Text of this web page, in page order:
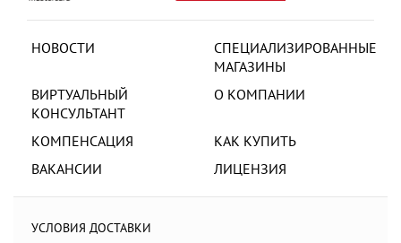
НОВОСТИ
СПЕЦИАЛИЗИРОВАННЫЕ
МАГАЗИНЫ
ВИРТУАЛЬНЫЙ
КОНСУЛЬТАНТ
О КОМПАНИИ
КОМПЕНСАЦИЯ
КАК КУПИТЬ
ВАКАНСИИ
ЛИЦЕНЗИЯ
УСЛОВИЯ ДОСТАВКИ